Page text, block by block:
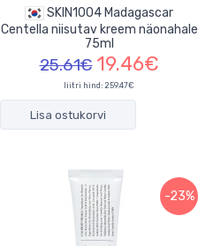
Centella niisutav kreem näonahale
75ml
25.61€ 19.46€
liitri hind: 259.47€
Lisa ostukorvi
-23%